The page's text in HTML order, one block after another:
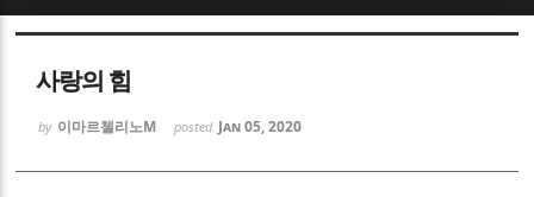
사랑의 힘
by 이마르첼리노M posted Jan 05, 2020
Sketchbook5, 스케치북5
Sketchbook5, 스케치북5